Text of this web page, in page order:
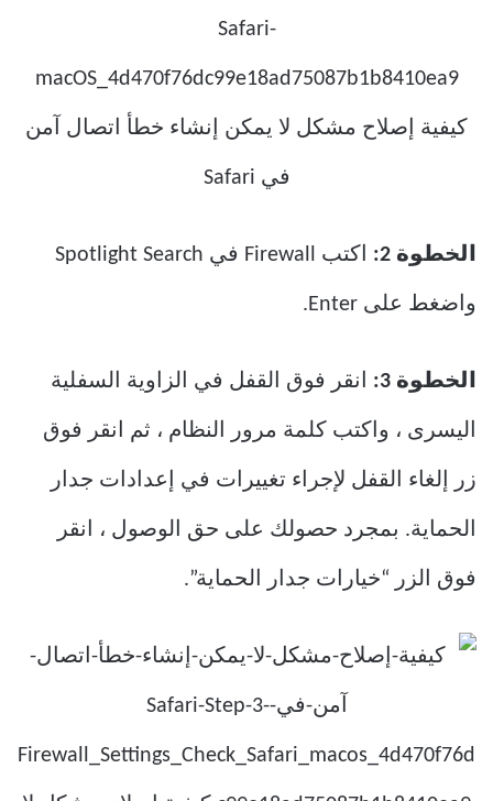
الخطوة 2: اكتب Firewall في Spotlight Search
واضغط على Enter.
الخطوة 3: انقر فوق القفل في الزاوية السفلية
اليسرى ، واكتب كلمة مرور النظام ، ثم انقر فوق
زر إلغاء القفل لإجراء تغييرات في إعدادات جدار
الحماية. بمجرد حصولك على حق الوصول ، انقر
فوق الزر “خيارات جدار الحماية”.